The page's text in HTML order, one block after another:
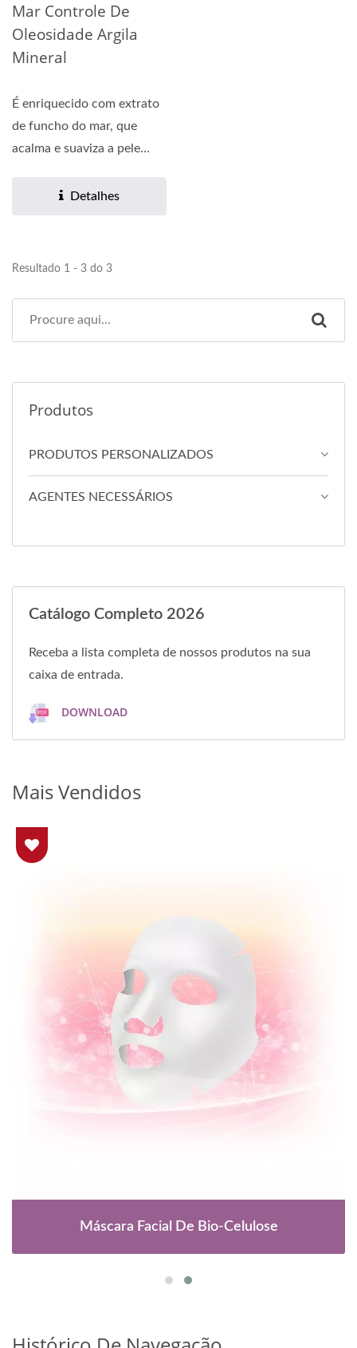
Mar Controle De
Oleosidade Argila
Mineral
É enriquecido com extrato
de funcho do mar, que
acalma e suaviza a pele
Detalhes
Resultado 1 - 3 do 3
Produtos
PRODUTOS PERSONALIZADOS
AGENTES NECESSÁRIOS
Catálogo Completo 2026
Receba a lista completa de nossos produtos na sua
caixa de entrada.
DOWNLOAD
Mais Vendidos
Máscara Facial De Bio-Celulose